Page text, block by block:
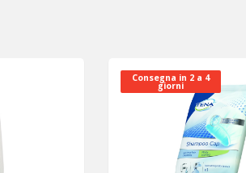
Consegna in 2 a 4
giorni